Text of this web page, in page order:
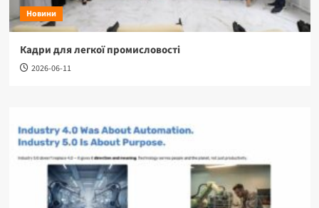
Новини
Кадри для легкої промисловості
2026-06-11